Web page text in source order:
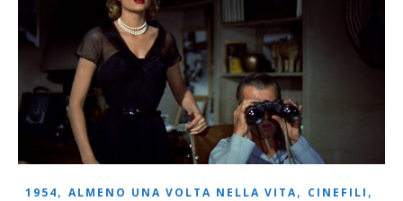
1954, ALMENO UNA VOLTA NELLA VITA, CINEFILI ,